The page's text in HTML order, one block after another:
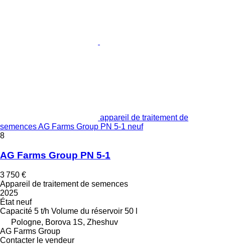
appareil de traitement de
semences AG Farms Group PN 5-1 neuf
8
AG Farms Group PN 5-1
3 750 €
Appareil de traitement de semences
2025
Étatneuf
Capacité 5 t/h Volume du réservoir 50 l
Pologne, Borova 1S, Zheshuv
AG Farms Group
Contacter le vendeur